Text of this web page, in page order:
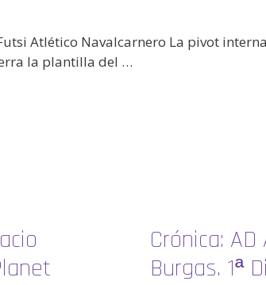
Atlético Navalcarnero La pivot
la plantilla del …
Crónica:
Burgas. 1ª